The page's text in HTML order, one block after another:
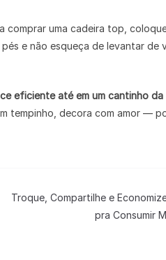
comprar uma cadeira top,
e não esqueça de levantar de
eficiente até em um cantinho da
tempinho, decora com amor —
Troque, Compartilhe e
pra Consumir